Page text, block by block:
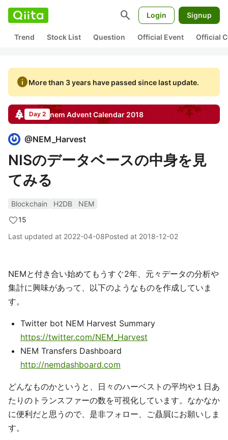
search Login Signup
Trend Stock List Question Official Event Official
infoMore than 3 years have passed since last update.
Day 2 nem Advent Calendar 2018
@NEM_Harvest
NISのデータベースの中身を見
てみる
Blockchain H2DB
NEM
15
Last updated at 2022-04-08Posted at 2018-12-02
NEMと付き合い始めてもうすぐ2年、元々データの分析や
集計に興味があって、以下のようなものを作成していま
す。
Twitter bot NEM Harvest Summary
https://twitter.com/NEM_Harvest
NEM Transfers Dashboard
http://nemdashboard.com
どんなものかというと、日々のハーベストの平均や１日あ
たりのトランスファーの数を可視化しています。なかなか
に便利だと思うので、是非フォロー、ご贔屓にお願いしま
す。